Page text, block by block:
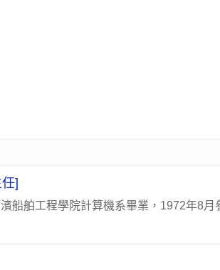
]
船舶工程學院計算機系畢業，1972年8